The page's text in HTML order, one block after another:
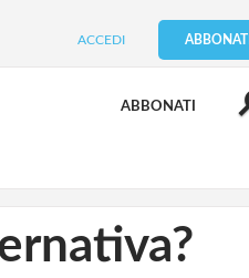
ACCEDI ABBONATI
ABBONATI